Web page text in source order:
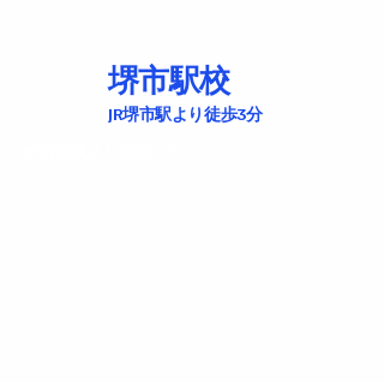
堺市駅校
​JR堺市駅より徒歩3分